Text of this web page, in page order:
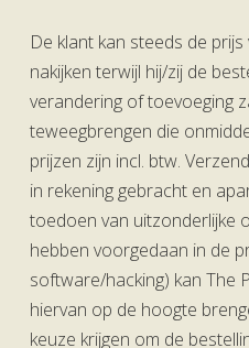
De klant kan steeds de
nakijken terwijl hij/zij de
verandering of toevoeging
teweegbrengen die
prijzen zijn incl. btw.
in rekening gebracht en
toedoen van uitzonderlijke
hebben voorgedaan in de
software/hacking) kan The
hiervan op de hoogte
keuze krijgen om de